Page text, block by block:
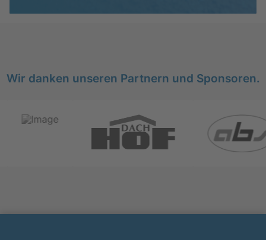
Wir danken unseren Partnern und Sponsoren.